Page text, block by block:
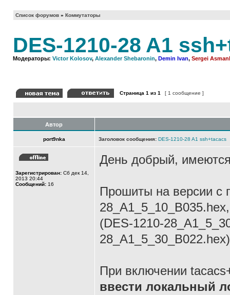
Список форумов » Коммутаторы
DES-1210-28 A1
Модераторы: Victor Kolosov, Alexander Shebaronin, Demin Ivan, Sergei
Страница 1 из 1 [ 1 сообщение ]
Автор
port9nka Заголовок сообщения: DES-1210-28 A1 ssh+tacacs
Зарегистрирован: Сб дек 14,
2013 20:44
Сообщений: 16
День добрый,
Прошиты на версии с
(DES-1210-
При включении
ввести локальный